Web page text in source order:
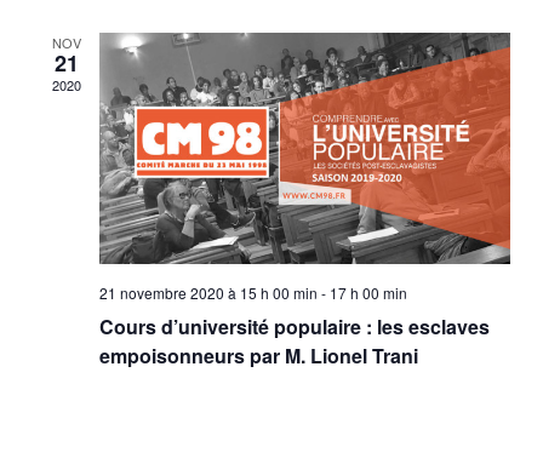
vues
NOV
21
2020
21 novembre 2020 à 15 h 00 min - 17 h 00 min
Cours d’université populaire : les esclaves
empoisonneurs par M. Lionel Trani